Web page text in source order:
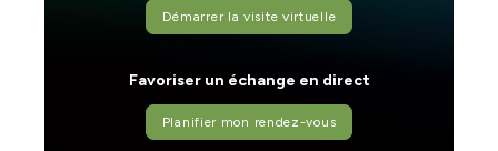
Démarrer la visite virtuelle
Favoriser un échange en direct
Planifier mon rendez-vous